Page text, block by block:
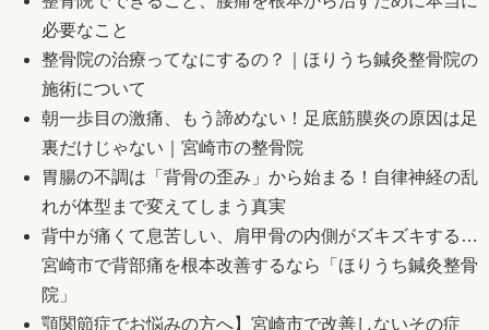
必要なこと
整骨院の治療ってなにするの？｜ほりうち鍼灸整骨院の
施術について
朝一歩目の激痛、もう諦めない！足底筋膜炎の原因は足
裏だけじゃない｜宮崎市の整骨院
胃腸の不調は「背骨の歪み」から始まる！自律神経の乱
れが体型まで変えてしまう真実
背中が痛くて息苦しい、肩甲骨の内側がズキズキする…
宮崎市で背部痛を根本改善するなら「ほりうち鍼灸整骨
院」
顎関節症でお悩みの方へ】宮崎市で改善しないその症